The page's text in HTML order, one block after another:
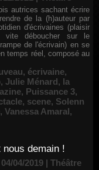
autrices sachant écrire
de la (h)auteur par
d'écrivaines (plaisir
vite déboucher sur le
de l'écrivain) en se
temps réel, composé au
, écrivaine,
, Julie Ménard, la
, Puissance 3,
, scene, Solenn
, Vanessa Amaral,
demain !
04/2019 | Théâtre